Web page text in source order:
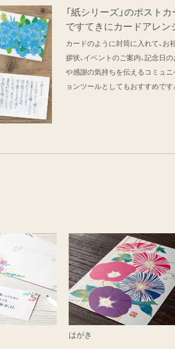
「紙シリーズ」のポストカ
ですてきにカードアレン
カードのように封筒に入れて、お
拶状、イベントのご案内、記念日
や感謝の気持ちを伝えるコミュニ
ョンツールとしてもおすすめです
はがき